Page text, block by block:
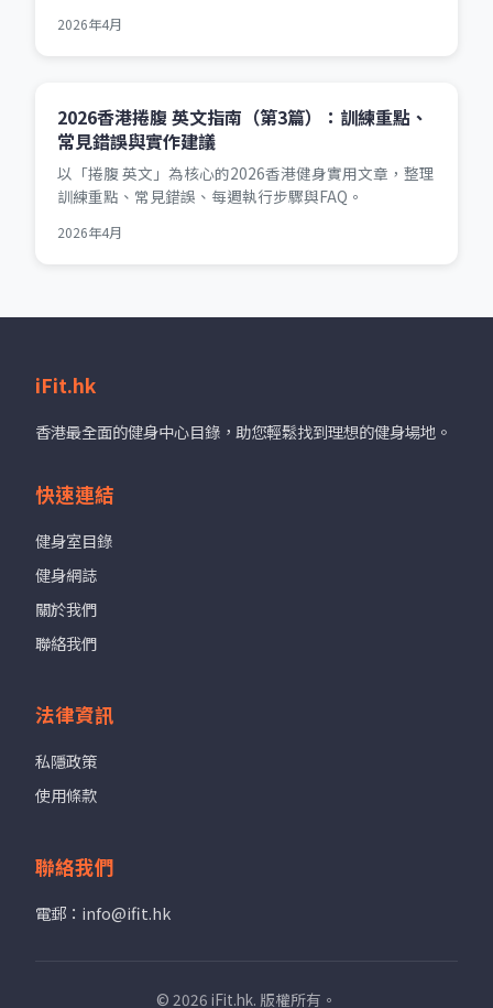
2026年4月
2026香港捲腹 英文指南（第3篇）：訓練重點、
常見錯誤與實作建議
以「捲腹 英文」為核心的2026香港健身實用文章，整理
訓練重點、常見錯誤、每週執行步驟與FAQ。
2026年4月
iFit.hk
香港最全面的健身中心目錄，助您輕鬆找到理想的健身場地。
快速連結
健身室目錄
健身網誌
關於我們
聯絡我們
法律資訊
私隱政策
使用條款
聯絡我們
電郵：info@ifit.hk
© 2026 iFit.hk. 版權所有。